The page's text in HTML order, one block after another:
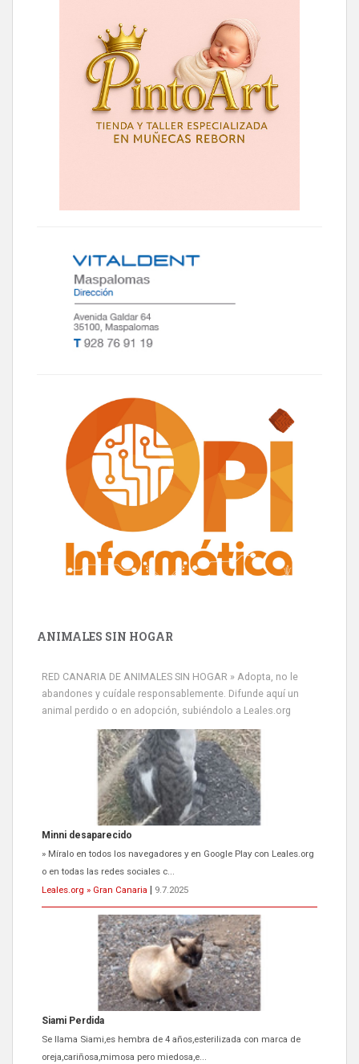
ANIMALES SIN HOGAR
RED CANARIA DE ANIMALES SIN HOGAR » Adopta, no le
abandones y cuídale responsablemente. Difunde aquí un
animal perdido o en adopción, subiéndolo a Leales.org
Siami Perdida
Se llama Siami,es hembra de 4 años,esterilizada con marca de
oreja,cariñosa,mimosa pero miedosa,e...
Leales.org » Gran Canaria
9.7.2025
ADOPCIÓN URGENTE GATA TEROR GRAN CANARIA
El ayuntamiento se va a llevar a Los Gatos callejeros de la zona los
próximos días, ella incluida...